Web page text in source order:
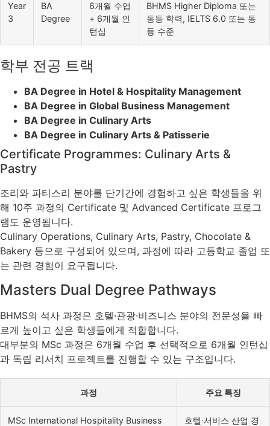
Year
3
BA
Degree
6개월 수업
+ 6개월 인
턴십
BHMS Higher Diploma 또는
동등 학력, IELTS 6.0 또는 동
등 수준
학부 전공 트랙
BA Degree in Hotel & Hospitality Management
BA Degree in Global Business Management
BA Degree in Culinary Arts
BA Degree in Culinary Arts & Patisserie
Certificate Programmes: Culinary Arts &
Pastry
조리와 파티스리 분야를 단기간에 경험하고 싶은 학생들을 위
해 10주 과정의 Certificate 및 Advanced Certificate 프로그
램도 운영됩니다.
Culinary Operations, Culinary Arts, Pastry, Chocolate &
Bakery 등으로 구성되어 있으며, 과정에 따라 고등학교 졸업 또
는 관련 경험이 요구됩니다.
Masters Dual Degree Pathways
BHMS의 석사 과정은 호텔·관광·비즈니스 분야의 전문성을 빠
르게 높이고 싶은 학생들에게 적합합니다.
대부분의 MSc 과정은 6개월 수업 후 선택적으로 6개월 인턴십
과 독립 리서치 프로젝트를 진행할 수 있는 구조입니다.
과정 주요 특징
MSc International Hospitality Business
호텔·서비스 산업 경